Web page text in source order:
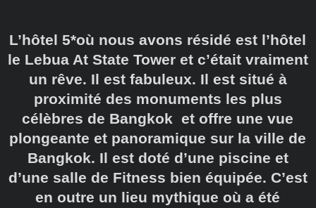
L’hôtel 5*où nous avons résidé est l’hôtel
le Lebua At State Tower et c’était vraiment
un rêve. Il est fabuleux. Il est situé à
proximité des monuments les plus
célèbres de Bangkok et offre une vue
plongeante et panoramique sur la ville de
Bangkok. Il est doté d’une piscine et
d’une salle de Fitness bien équipée. C’est
en outre un lieu mythique où a été